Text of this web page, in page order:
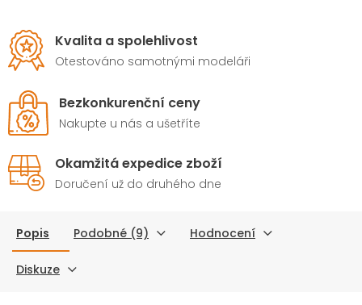
Kvalita a spolehlivost
Otestováno samotnými modeláři
Bezkonkurenční ceny
Nakupte u nás a ušetříte
Okamžitá expedice zboží
Doručení už do druhého dne
Popis Podobné (9) Hodnocení
Diskuze